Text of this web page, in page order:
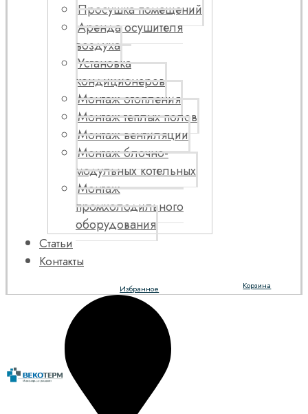
Просушка помещений
Аренда осушителя
воздуха
Установка
кондиционеров
Монтаж отопления
Монтаж теплых полов
Монтаж вентиляции
Монтаж блочно-
модульных котельных
Монтаж
промхолодильного
оборудования
Статьи
Контакты
Корзина
Избранное